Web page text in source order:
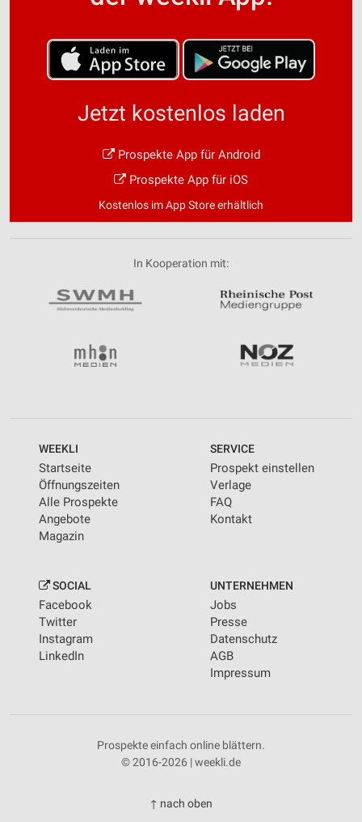
Jetzt kostenlos laden
Prospekte App für Android
Prospekte App für iOS
Kostenlos im App Store erhältlich
In Kooperation mit:
WEEKLI
Startseite
Öffnungszeiten
Alle Prospekte
Angebote
Magazin
SERVICE
Prospekt einstellen
Verlage
FAQ
Kontakt
SOCIAL
Facebook
Twitter
Instagram
LinkedIn
UNTERNEHMEN
Jobs
Presse
Datenschutz
AGB
Impressum
Prospekte einfach online blättern.
© 2016-2026 | weekli.de
↑ nach oben